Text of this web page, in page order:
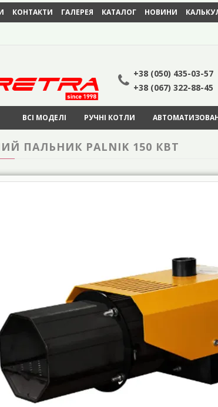
КОНТАКТИ ГАЛЕРЕЯ КАТАЛОГ НОВИНИ
+38 (050) 435-03-57
+38 (067) 322-88-45
ВСІ МОДЕЛІ РУЧНІ КОТЛИ
ПАЛЬНИК PALNIK 150 КВТ